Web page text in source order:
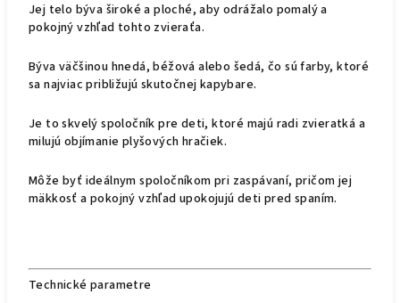
Jej telo býva široké a ploché, aby odrážalo pomalý a
pokojný vzhľad tohto zvieraťa.
Býva väčšinou hnedá, béžová alebo šedá, čo sú farby, ktoré
sa najviac približujú skutočnej kapybare.
Je to skvelý spoločník pre deti, ktoré majú radi zvieratká a
milujú objímanie plyšových hračiek.
Môže byť ideálnym spoločníkom pri zaspávaní, pričom jej
mäkkosť a pokojný vzhľad upokojujú deti pred spaním.
Technické parametre